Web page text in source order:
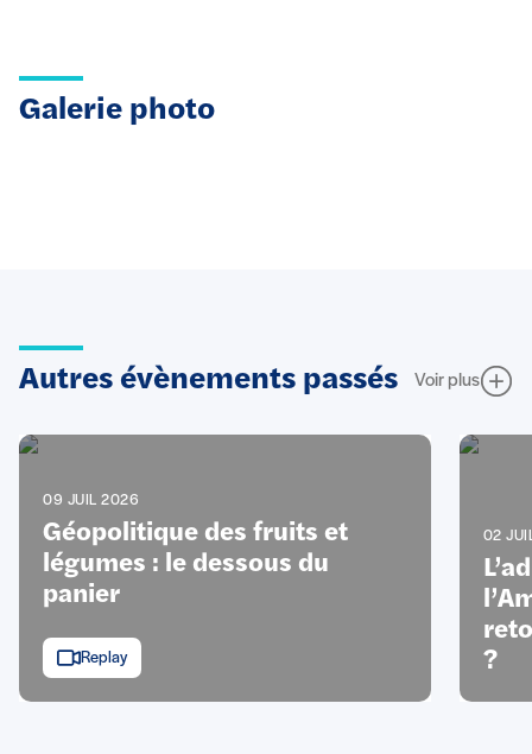
Galerie photo
Autres évènements passés Voir plus
09 JUIL 2026
Géopolitique des fruits et
légumes : le dessous du
panier
Replay
02
?